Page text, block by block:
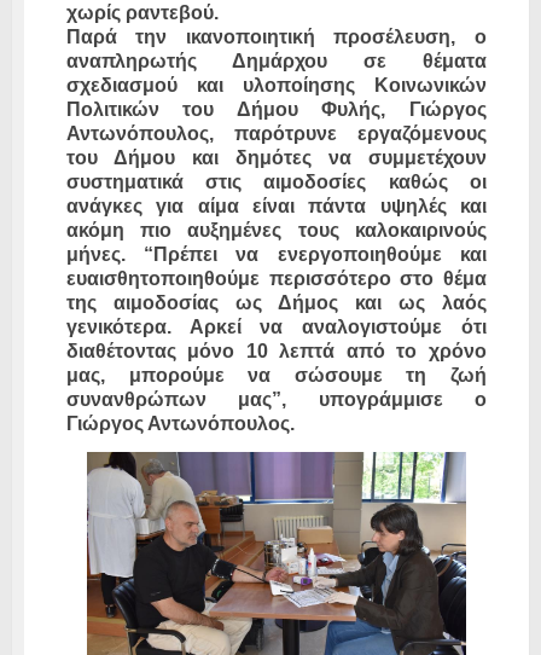
χωρίς ραντεβού.
Παρά την ικανοποιητική προσέλευση, ο
αναπληρωτής Δημάρχου σε θέματα
σχεδιασμού και υλοποίησης Κοινωνικών
Πολιτικών του Δήμου Φυλής, Γιώργος
Αντωνόπουλος, παρότρυνε εργαζόμενους
του Δήμου και δημότες να συμμετέχουν
συστηματικά στις αιμοδοσίες καθώς οι
ανάγκες για αίμα είναι πάντα υψηλές και
ακόμη πιο αυξημένες τους καλοκαιρινούς
μήνες. “Πρέπει να ενεργοποιηθούμε και
ευαισθητοποιηθούμε περισσότερο στο θέμα
της αιμοδοσίας ως Δήμος και ως λαός
γενικότερα. Αρκεί να αναλογιστούμε ότι
διαθέτοντας μόνο 10 λεπτά από το χρόνο
μας, μπορούμε να σώσουμε τη ζωή
συνανθρώπων μας”, υπογράμμισε ο
Γιώργος Αντωνόπουλος.